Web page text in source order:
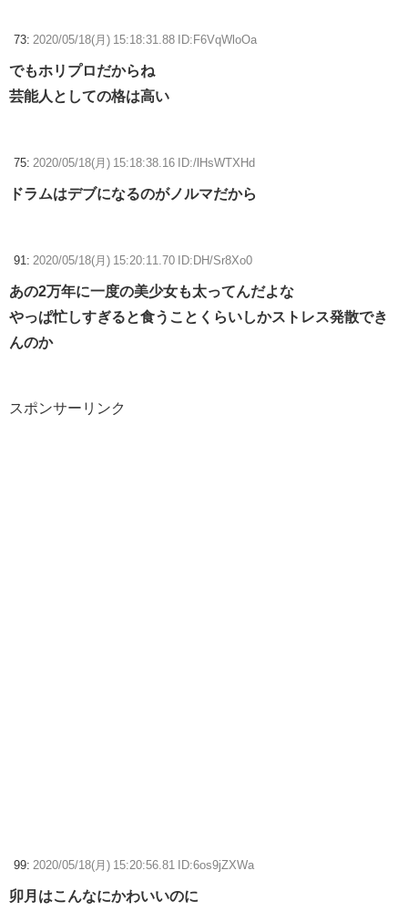
73: 2020/05/18(月) 15:18:31.88 ID:F6VqWloOa
でもホリプロだからね
芸能人としての格は高い
75: 2020/05/18(月) 15:18:38.16 ID:/lHsWTXHd
ドラムはデブになるのがノルマだから
91: 2020/05/18(月) 15:20:11.70 ID:DH/Sr8Xo0
あの2万年に一度の美少女も太ってんだよな
やっぱ忙しすぎると食うことくらいしかストレス発散でき
んのか
スポンサーリンク
99: 2020/05/18(月) 15:20:56.81 ID:6os9jZXWa
卯月はこんなにかわいいのに